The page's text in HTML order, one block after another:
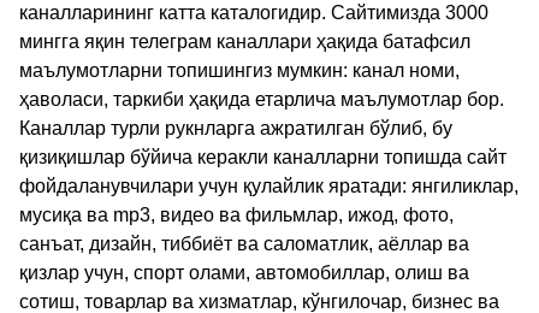
каналларининг катта каталогидир. Сайтимизда 3000
мингга яқин телеграм каналлари ҳақида батафсил
маълумотларни топишингиз мумкин: канал номи,
ҳаволаси, таркиби ҳақида етарлича маълумотлар бор.
Каналлар турли рукнларга ажратилган бўлиб, бу
қизиқишлар бўйича керакли каналларни топишда сайт
фойдаланувчилари учун қулайлик яратади: янгиликлар,
мусиқа ва mp3, видео ва фильмлар, ижод, фото,
санъат, дизайн, тиббиёт ва саломатлик, аёллар ва
қизлар учун, спорт олами, автомобиллар, олиш ва
сотиш, товарлар ва хизматлар, кўнгилочар, бизнес ва